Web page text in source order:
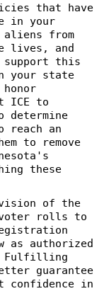
that have
in your
from
lives, and
this
your state
ICE to
determine
reach an
to remove
these
of the
voter rolls to
as authorized
Fulfilling
guarantee
confidence in